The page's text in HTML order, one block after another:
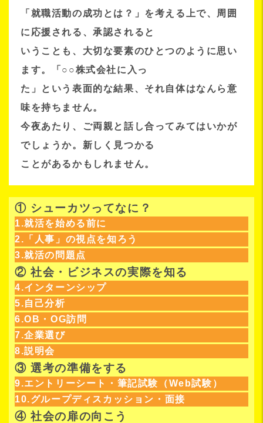
「就職活動の成功とは？」を考える上で、周囲
に応援される、承認されると
いうことも、大切な要素のひとつのように思い
ます。「○○株式会社に入っ
た」という表面的な結果、それ自体はなんら意
味を持ちません。
今夜あたり、ご両親と話し合ってみてはいかが
でしょうか。新しく見つかる
ことがあるかもしれません。
① シューカツってなに？
1.就活を始める前に
2.「人事」の視点を知ろう
3.就活の問題点
② 社会・ビジネスの実際を知る
4.インターンシップ
5.自己分析
6.OB・OG訪問
7.企業選び
8.説明会
③ 選考の準備をする
9.エントリーシート・筆記試験（Web試験）
10.グループディスカッション・面接
④ 社会の扉の向こう